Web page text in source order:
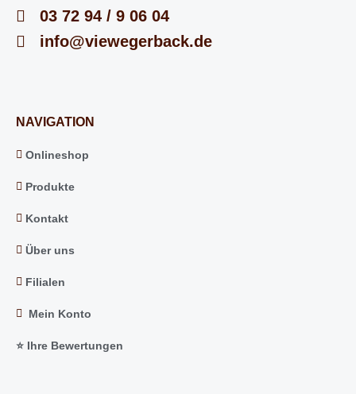
03 72 94 / 9 06 04
info@viewegerback.de
NAVIGATION
Onlineshop
Produkte
Kontakt
Über uns
Filialen
Mein Konto
⭐️ Ihre Bewertungen